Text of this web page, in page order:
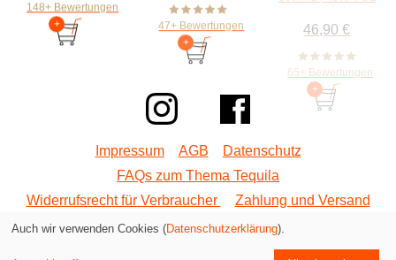
148+ Bewertungen
47+ Bewertungen 46,90€
65+ Bewertungen
Kostenloser Versand -
Impressum AGB
Datenschutz
FAQs zum Thema Tequila
Widerrufsrecht für Verbraucher
Zahlung und Versand
Auch wir verwenden Cookies (Datenschutzerklärung).